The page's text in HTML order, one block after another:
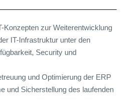
Konzepten zur Weiterentwicklung
IT-Infrastruktur unter den
Security und
und Optimierung der ERP
und Sicherstellung des laufenden